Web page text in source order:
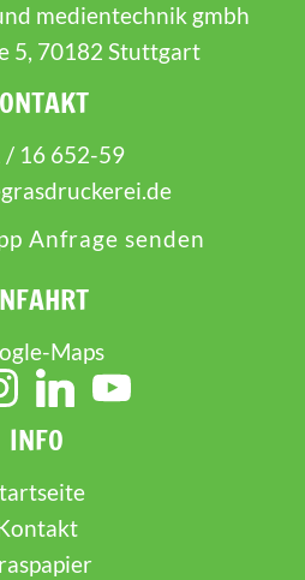
medientechnik gmbh
5, 70182 Stuttgart
/ 16 652-59
Anfrage senden
Maps
INFO